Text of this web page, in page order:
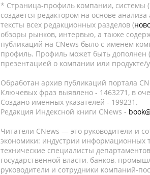
* Страница-профиль компании, системы
создается редактором на основе
тексты всех редакционных разделов (
обзоры рынков, интервью, а также
публикаций на CNews было с именем
профиль. Профиль может быть дополнен
презентацией о компании или продукте/
Обработан архив публикаций портала
Ключевых фраз выявлено - 1463271, в
Создано именных указателей - 199231.
Редакция Индексной книги CNews -
Читатели CNews — это руководители и
экономики: индустрии информационных
технические специалисты
государственной власти, банков,
руководители и сотрудники компаний-